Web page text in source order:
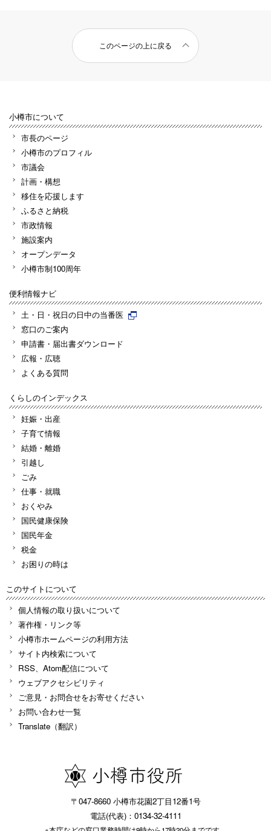
このページの上に戻る
小樽市について
市長のページ
小樽市のプロフィル
市議会
計画・構想
移住を応援します
ふるさと納税
市政情報
施設案内
オープンデータ
小樽市制100周年
便利情報ナビ
土・日・祝日の日中の当番医
窓口のご案内
申請書・届出書ダウンロード
広報・広聴
よくある質問
くらしのインデックス
妊娠・出産
子育て情報
結婚・離婚
引越し
ごみ
仕事・就職
おくやみ
国民健康保険
国民年金
税金
お困りの時は
このサイトについて
個人情報の取り扱いについて
著作権・リンク等
小樽市ホームページの利用方法
サイト内検索について
RSS、Atom配信について
ウェブアクセシビリティ
ご意見・お問合せをお寄せください
お問い合わせ一覧
Translate（翻訳）
〒047-8660 小樽市花園2丁目12番1号
電話(代表)：0134-32-4111